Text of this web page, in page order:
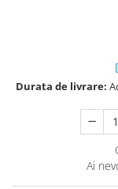
Durata de livrare:
Ai